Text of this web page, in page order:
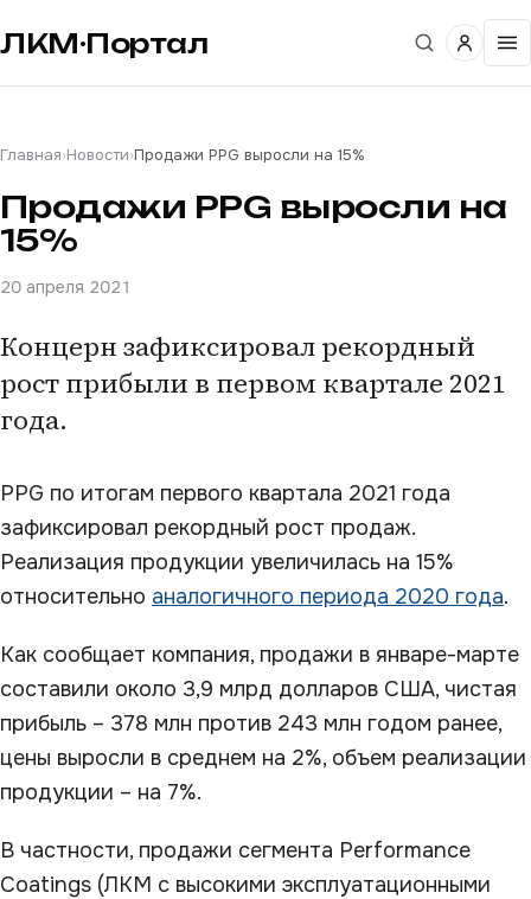
ЛКМ·Портал
Главная›Новости›Продажи PPG выросли на 15%
Продажи PPG выросли на
15%
20 апреля 2021
Концерн зафиксировал рекордный
рост прибыли в первом квартале 2021
года.
PPG по итогам первого квартала 2021 года
зафиксировал рекордный рост продаж.
Реализация продукции увеличилась на 15%
относительно аналогичного периода 2020 года.
Как сообщает компания, продажи в январе-марте
составили около 3,9 млрд долларов США, чистая
прибыль – 378 млн против 243 млн годом ранее,
цены выросли в среднем на 2%, объем реализации
продукции – на 7%.
В частности, продажи сегмента Performance
Coatings (ЛКМ с высокими эксплуатационными